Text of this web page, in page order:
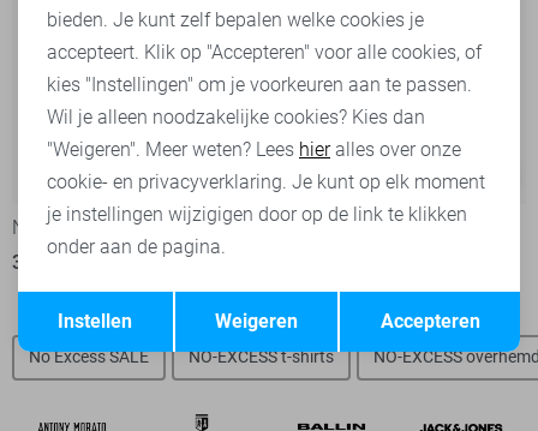
-20%
NO-EXCESS T-shirt
32,00
-50%
NO-EXCESS T-shirt
No Excess SALE NO-EXCESS t-shirts NO-EXCESS
Terug Opslaan
bieden. Je kunt zelf bepalen welke cookies je
accepteert. Klik op "Accepteren" voor alle cookies, of
kies "Instellingen" om je voorkeuren aan te passen.
Wil je alleen noodzakelijke cookies? Kies dan
"Weigeren". Meer weten? Lees hieralles over onze
cookie- en privacyverklaring. Je kunt op elk moment
je instellingen wijzigigen door op de link te klikken
onder aan de pagina.
Accepteren
Weigeren
Instellen